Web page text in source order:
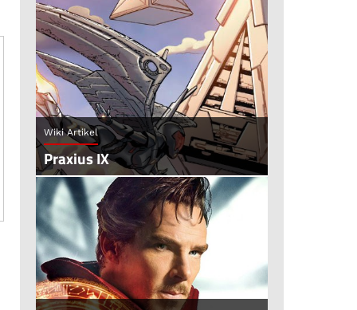
Wiki Artikel
Praxius IX